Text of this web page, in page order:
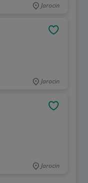
Jarocin
Jarocin
Jarocin